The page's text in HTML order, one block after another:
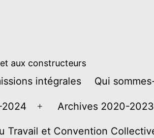
aux constructeurs
intégrales Qui
2024
Ouvrir
le
Archives 2020-2023
Travail et Convention